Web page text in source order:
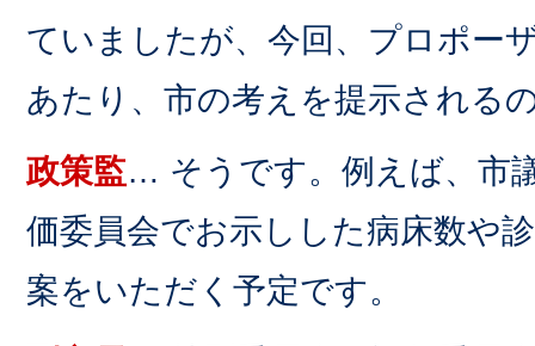
ていましたが、今回、プロポー
あたり、市の考えを提示される
政策監… そうです。例えば、市
価委員会でお示しした病床数や
案をいただく予定です。